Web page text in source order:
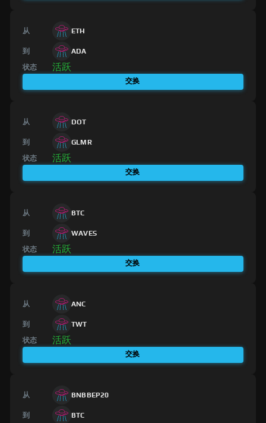
从 ETH
到 ADA
状态 活跃
交换
从 DOT
到 GLMR
状态 活跃
交换
从 BTC
到 WAVES
状态 活跃
交换
从 ANC
到 TWT
状态 活跃
交换
从 BNBBEP20
到 BTC